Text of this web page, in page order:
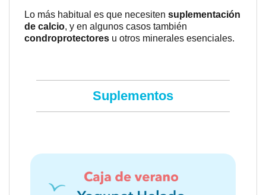
Lo más habitual es que necesiten suplementación
de calcio, y en algunos casos también
condroprotectores u otros minerales esenciales.
Suplementos